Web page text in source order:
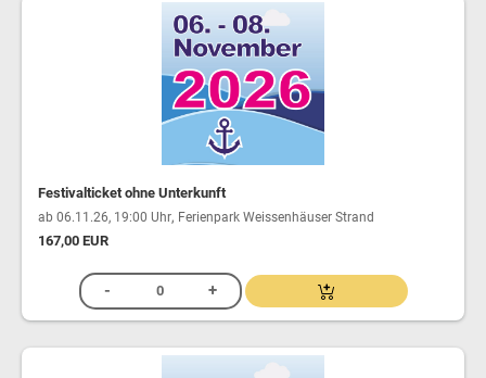
Festivalticket ohne Unterkunft
ab 06.11.26, 19:00 Uhr, Ferienpark Weissenhäuser Strand
167,00 EUR